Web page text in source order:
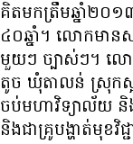
គិត​មក​ត្រឹម​ឆ្នាំ​២០
៤០​ឆ្នាំ។ លោក​មាន​
មួយៗ ច្បាស់ៗ។ ល
តូច ឃុំ​តាលន់ ស្រុក​ស្
ចប់​មហាវិទ្យាល័យ និ
និង​ជា​គ្រូ​បង្ហាត់​មុខ​វិ